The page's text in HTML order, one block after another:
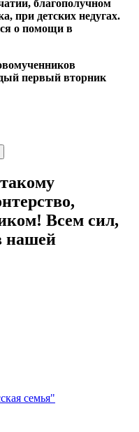
благополучном
при детских недугах.
о помощи в
первый вторник
Всем сил,
нашей
семья"